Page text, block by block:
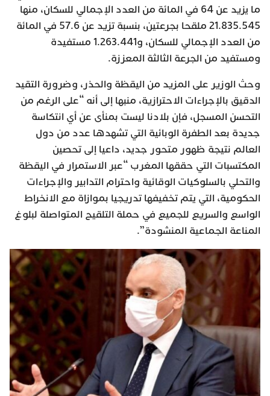
ما يزيد عن 64 في المائة من العدد الإجمالي للسكان، منها
21.835.545 ملقحا بجرعتين، بنسبة تزيد عن 57.6 في المائة
من العدد الإجمالي للسكان، و1.263.441 مستفيدة
ومستفيد من الجرعة الثالثة المعززة.
وحث الوزير على المزيد من اليقظة والحذر، وضرورة التقيد
الدقيق بالإجراءات الاحترازية، منبها إلى أنه “على الرغم من
التحسن المسجل، فإن بلادنا ليست بمنأى عن أي انتكاسة
جديدة بعد الطفرة الوبائية التي تشهدها عدد من دول
العالم نتيجة ظهور متحور جديد، داعيا إلى تحصين
المكتسبات التي حققها المغرب “عبر الاستمرار في اليقظة
والتحلي بالسلوكيات الوقائية واحترام التدابير والإجراءات
الحكومية، التي يتم تخفيفها تدريجيا بموازاة مع الانخراط
الواسع والسريع للجميع في حملة التلقيح المتواصلة لبلوغ
المناعة الجماعية المنشودة”.